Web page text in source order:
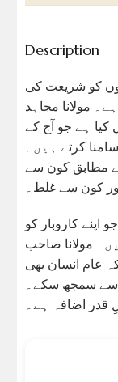
Description
کو شریعت کی
مولانا مجاہد
کیا ہے جو آج کے
کرتے ہیں۔
مطابق کون سے
کون سے غلط۔
کاروبار کو
مولانا صاحب
عام انسان بھی
قدر اضافہ ہے۔